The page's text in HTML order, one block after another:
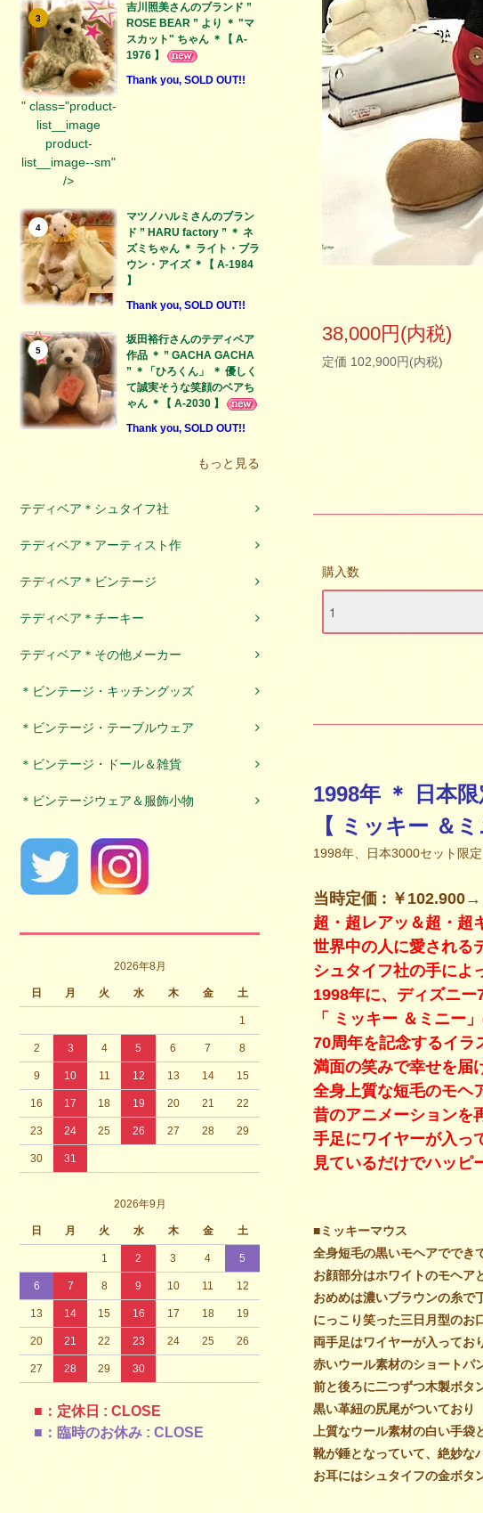
3
" class="product-
list__image
product-
list__image--sm"
/>
吉川照美さんのブランド ”
ROSE BEAR ” より ＊ "マ
スカット" ちゃん ＊【 A-
1976 】
Thank you, SOLD OUT!!
4
マツノハルミさんのブラン
ド ” HARU factory ” ＊ ネ
ズミちゃん ＊ ライト・ブラ
ウン・アイズ ＊【 A-1984
】
Thank you, SOLD OUT!!
5
坂田裕行さんのテディベア
作品 ＊ ” GACHA GACHA
” ＊「ひろくん」 ＊ 優しく
て誠実そうな笑顔のベアち
ゃん ＊【 A-2030 】
Thank you, SOLD OUT!!
もっと見る
テディベア＊シュタイフ社
テディベア＊アーティスト作
テディベア＊ビンテージ
テディベア＊チーキー
テディベア＊その他メーカー
＊ビンテージ・キッチングッズ
＊ビンテージ・テーブルウェア
＊ビンテージ・ドール＆雑貨
＊ビンテージウェア＆服飾小物
2026年8月
日 月 火 水 木 金 土
1
2 3 4 5 6 7 8
9 10 11 12 13 14 15
16 17 18 19 20 21 22
23 24 25 26 27 28 29
30 31
2026年9月
日 月 火 水 木 金 土
1 2 3 4 5
6 7 8 9 10 11 12
13 14 15 16 17 18 19
20 21 22 23 24 25 26
27 28 29 30
■：定休日 : CLOSE
■：臨時のお休み : CLOSE
38,000円(内税)
定価 102,900円(内税)
購入数
1998年 ＊ 日本
【 ミッキー ＆ミ
1998年、日本3000セット限
当時定価 : ￥102.900→
超・超レアッ＆超・
世界中の人に愛される
シュタイフ社の手によ
1998年に、ディズニー
「 ミッキー ＆ミニー
70周年を記念するイラ
満面の笑みで幸せを届
全身上質な短毛のモヘ
昔のアニメーションを
手足にワイヤーが入っ
見ているだけでハッピ
■ミッキーマウス
全身短毛の黒いモヘアででき
お顔部分はホワイトのモヘア
おめめは濃いブラウンの糸で
にっこり笑った三日月型のお
両手足はワイヤーが入ってお
赤いウール素材のショートパ
前と後ろに二つずつ木製ボタ
黒い革紐の尻尾がついており
上質なウール素材の白い手袋
靴が錘となっていて、絶妙な
お耳にはシュタイフの金ボタ